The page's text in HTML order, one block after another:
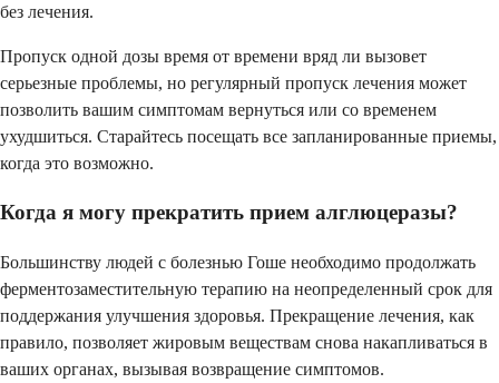
без лечения.
Пропуск одной дозы время от времени вряд ли вызовет
серьезные проблемы, но регулярный пропуск лечения может
позволить вашим симптомам вернуться или со временем
ухудшиться. Старайтесь посещать все запланированные приемы,
когда это возможно.
Когда я могу прекратить прием алглюцеразы?
Большинству людей с болезнью Гоше необходимо продолжать
ферментозаместительную терапию на неопределенный срок для
поддержания улучшения здоровья. Прекращение лечения, как
правило, позволяет жировым веществам снова накапливаться в
ваших органах, вызывая возвращение симптомов.